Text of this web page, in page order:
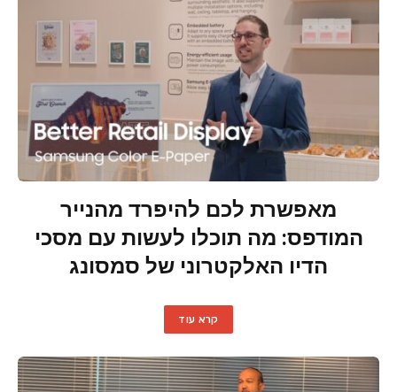
מאפשרת לכם להיפרד מהנייר
המודפס: מה תוכלו לעשות עם מסכי
הדיו האלקטרוני של סמסונג
קרא עוד